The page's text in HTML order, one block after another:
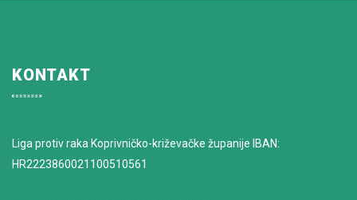
KONTAKT
Liga protiv raka Koprivničko-križevačke županije IBAN:
HR2223860021100510561